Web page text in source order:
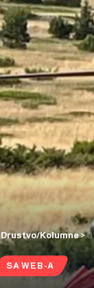
Drustvo/Kolumne>
SA WEB-A